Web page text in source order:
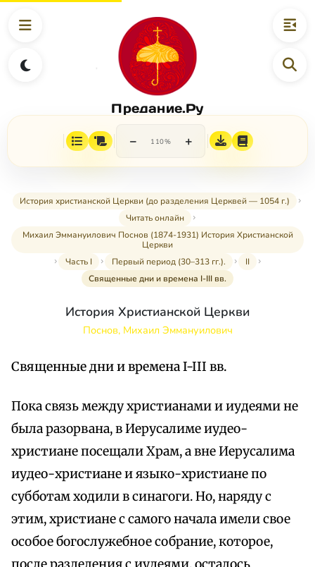
Предание.Ру
− 110% +
История христианской Церкви (до разделения Церквей — 1054 г.)
Читать онлайн
Михаил Эммануилович Поснов (1874-1931) История Христианской
Церкви
Часть I
Первый период (30–313 гг.).
II
Священные дни и времена I-III вв.
История Христианской Церкви
Поснов, Михаил Эммануилович
Священные дни и времена I-III вв.
Пока связь между христианами и иудеями не
была разорвана, в Иерусалиме иудео-
христиане посещали Храм, а вне Иерусалима
иудео-христиане и языко-христиане по
субботам ходили в синагоги. Но, наряду с
этим, христиане с самого начала имели свое
особое богослужебное собрание, которое,